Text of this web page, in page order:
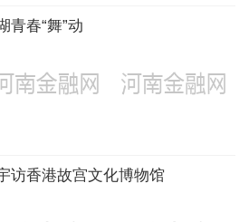
青春“舞”动
访香港故宫文化博物馆